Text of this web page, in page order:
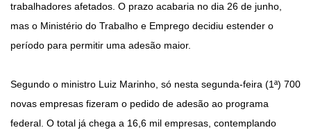
trabalhadores afetados. O prazo acabaria no dia 26 de junho,
mas o Ministério do Trabalho e Emprego decidiu estender o
período para permitir uma adesão maior.
Segundo o ministro Luiz Marinho, só nesta segunda-feira (1ª) 700
novas empresas fizeram o pedido de adesão ao programa
federal. O total já chega a 16,6 mil empresas, contemplando